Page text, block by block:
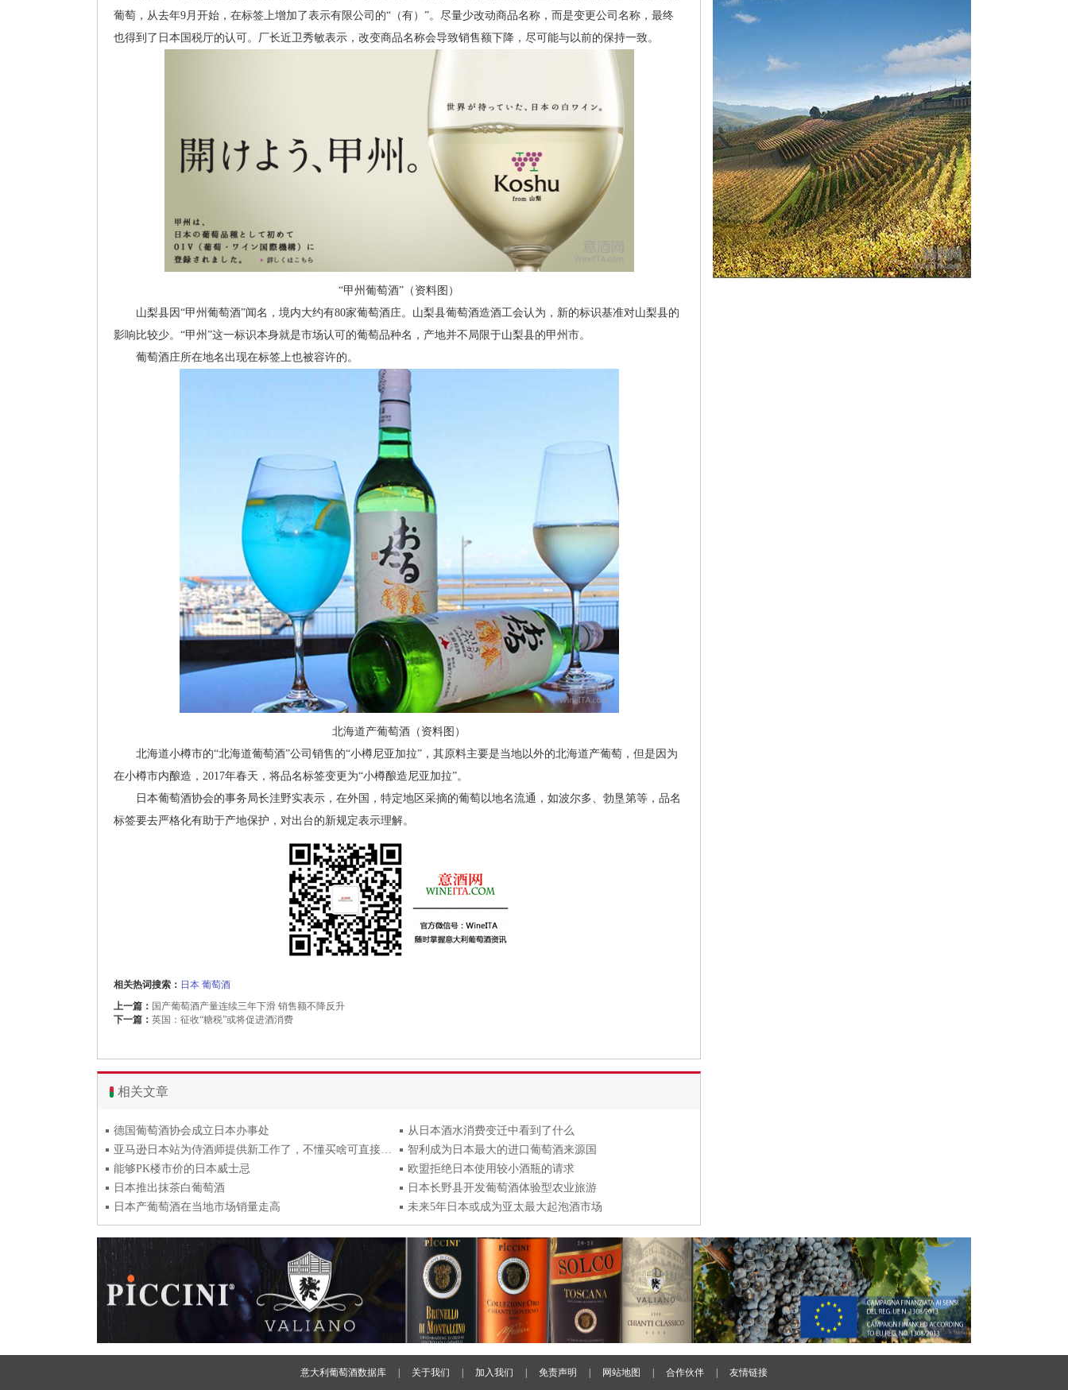
葡萄，从去年9月开始，在标签上增加了表示有限公司的“（有）”。尽量少改动商品名称，而是变更公司名称，最终
也得到了日本国税厅的认可。厂长近卫秀敏表示，改变商品名称会导致销售额下降，尽可能与以前的保持一致。
“甲州葡萄酒”（资料图）
山梨县因“甲州葡萄酒”闻名，境内大约有80家葡萄酒庄。山梨县葡萄酒造酒工会认为，新的标识基准对山梨县的
影响比较少。“甲州”这一标识本身就是市场认可的葡萄品种名，产地并不局限于山梨县的甲州市。
葡萄酒庄所在地名出现在标签上也被容许的。
北海道产葡萄酒（资料图）
北海道小樽市的“北海道葡萄酒”公司销售的“小樽尼亚加拉”，其原料主要是当地以外的北海道产葡萄，但是因为
在小樽市内酿造，2017年春天，将品名标签变更为“小樽酿造尼亚加拉”。
日本葡萄酒协会的事务局长洼野实表示，在外国，特定地区采摘的葡萄以地名流通，如波尔多、勃垦第等，品名
标签要去严格化有助于产地保护，对出台的新规定表示理解。
相关热词搜索： 日本 葡萄酒
上一篇： 国产葡萄酒产量连续三年下滑 销售额不降反升
下一篇： 英国：征收“糖税”或将促进酒消费
相关文章
德国葡萄酒协会成立日本办事处
从日本酒水消费变迁中看到了什么
亚马逊日本站为侍酒师提供新工作了，不懂买啥可直接咨询
智利成为日本最大的进口葡萄酒来源国
能够PK楼市价的日本威士忌
欧盟拒绝日本使用较小酒瓶的请求
日本推出抹茶白葡萄酒
日本长野县开发葡萄酒体验型农业旅游
日本产葡萄酒在当地市场销量走高
未来5年日本或成为亚太最大起泡酒市场
意大利葡萄酒数据库 关于我们 加入我们 免责声明 网站地图 合作伙伴 友情链接